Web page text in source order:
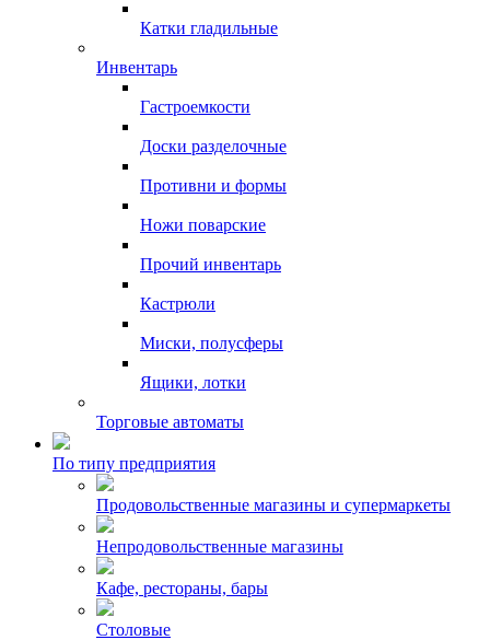
Катки гладильные
Инвентарь
Гастроемкости
Доски разделочные
Противни и формы
Ножи поварские
Прочий инвентарь
Кастрюли
Миски, полусферы
Ящики, лотки
Торговые автоматы
По типу предприятия
Продовольственные магазины и супермаркеты
Непродовольственные магазины
Кафе, рестораны, бары
Столовые